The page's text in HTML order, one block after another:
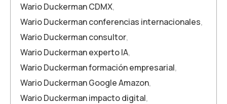
Wario Duckerman CDMX,
Wario Duckerman conferencias internacionales,
Wario Duckerman consultor,
Wario Duckerman experto IA,
Wario Duckerman formación empresarial,
Wario Duckerman Google Amazon,
Wario Duckerman impacto digital,